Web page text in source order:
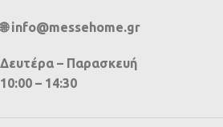
🌐 info@messehome.gr
Δευτέρα – Παρασκευή
10:00 – 14:30